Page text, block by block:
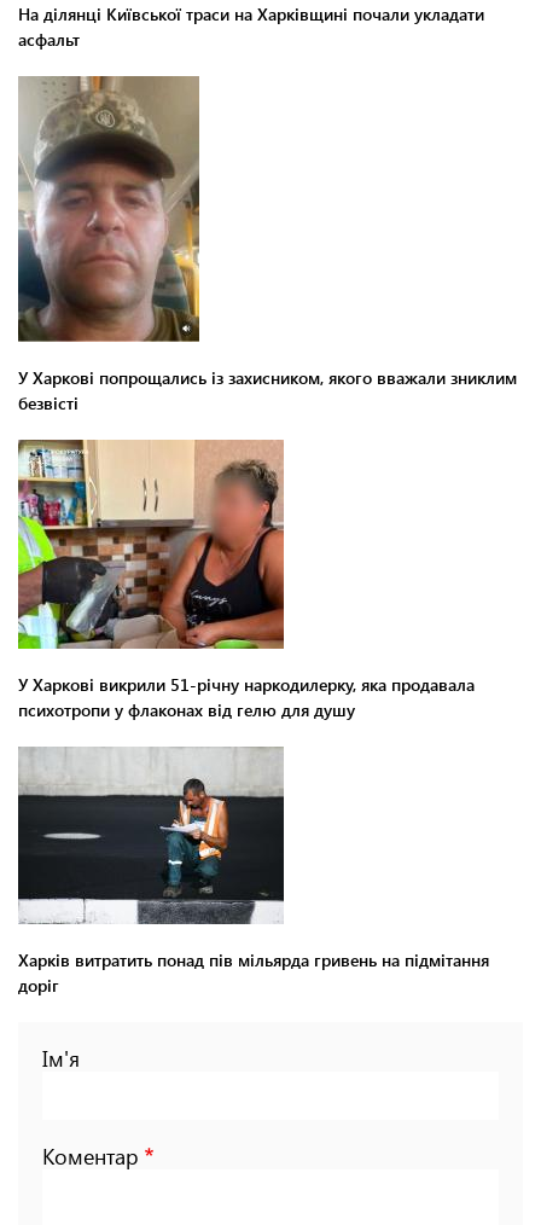
На ділянці Київської траси на Харківщині почали укладати
асфальт
У Харкові попрощались із захисником, якого вважали зниклим
безвісті
У Харкові викрили 51-річну наркодилерку, яка продавала
психотропи у флаконах від гелю для душу
Харків витратить понад пів мільярда гривень на підмітання
доріг
Ім'я
Коментар